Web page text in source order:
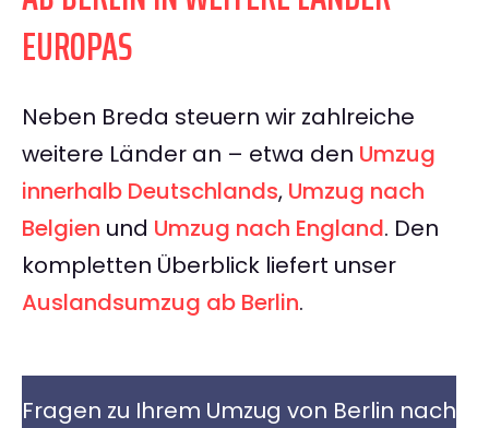
EUROPAS
Neben Breda steuern wir zahlreiche
weitere Länder an – etwa den Umzug
innerhalb Deutschlands, Umzug nach
Belgien und Umzug nach England. Den
kompletten Überblick liefert unser
Auslandsumzug ab Berlin.
Fragen zu Ihrem Umzug von Berlin nach